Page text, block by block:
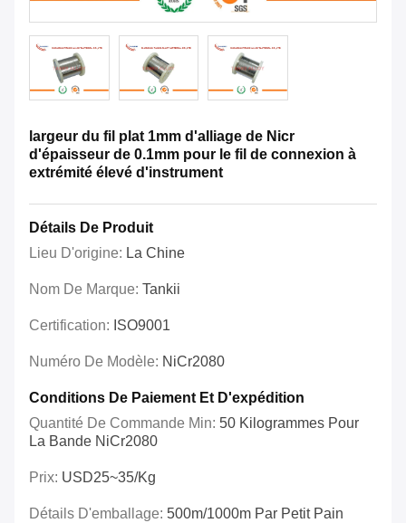
largeur du fil plat 1mm d'alliage de Nicr
d'épaisseur de 0.1mm pour le fil de connexion à
extrémité élevé d'instrument
Détails De Produit
Lieu D'origine: La Chine
Nom De Marque: Tankii
Certification: ISO9001
Numéro De Modèle: NiCr2080
Conditions De Paiement Et D'expédition
Quantité De Commande Min: 50 Kilogrammes Pour
La Bande NiCr2080
Prix: USD25~35/kg
Détails D'emballage: 500m/1000m Par Petit Pain